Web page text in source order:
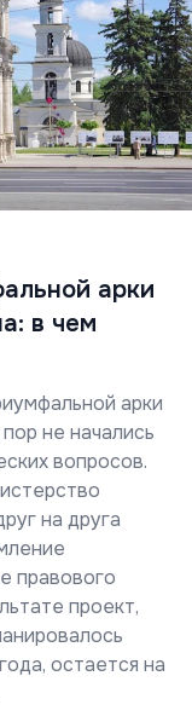
арки
в чем
арки
не начались
вопросов.
на друга
правового
проект,
остается на